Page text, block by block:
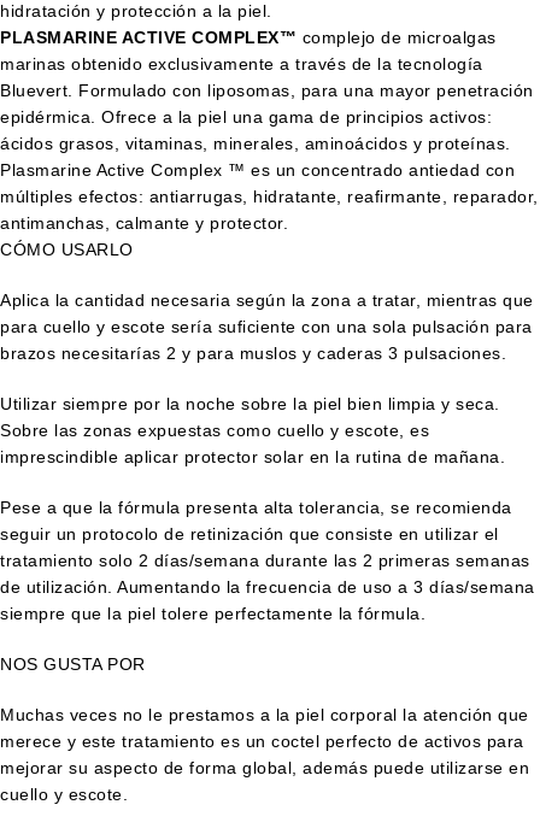
hidratación y protección a la piel.
PLASMARINE ACTIVE COMPLEX™ complejo de microalgas
marinas obtenido exclusivamente a través de la tecnología
Bluevert. Formulado con liposomas, para una mayor penetración
epidérmica. Ofrece a la piel una gama de principios activos:
ácidos grasos, vitaminas, minerales, aminoácidos y proteínas.
Plasmarine Active Complex ™ es un concentrado antiedad con
múltiples efectos: antiarrugas, hidratante, reafirmante, reparador,
antimanchas, calmante y protector.
CÓMO USARLO
Aplica la cantidad necesaria según la zona a tratar, mientras que
para cuello y escote sería suficiente con una sola pulsación para
brazos necesitarías 2 y para muslos y caderas 3 pulsaciones.
Utilizar siempre por la noche sobre la piel bien limpia y seca.
Sobre las zonas expuestas como cuello y escote, es
imprescindible aplicar protector solar en la rutina de mañana.
Pese a que la fórmula presenta alta tolerancia, se recomienda
seguir un protocolo de retinización que consiste en utilizar el
tratamiento solo 2 días/semana durante las 2 primeras semanas
de utilización. Aumentando la frecuencia de uso a 3 días/semana
siempre que la piel tolere perfectamente la fórmula.
NOS GUSTA POR
Muchas veces no le prestamos a la piel corporal la atención que
merece y este tratamiento es un coctel perfecto de activos para
mejorar su aspecto de forma global, además puede utilizarse en
cuello y escote.